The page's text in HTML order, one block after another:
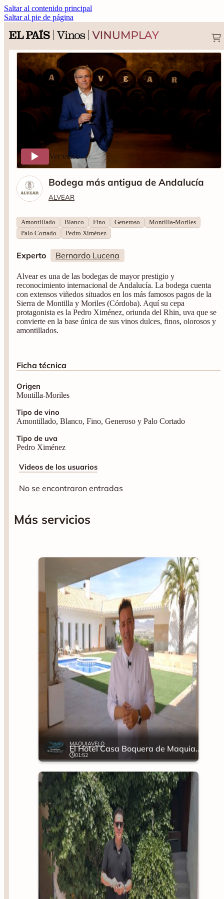
Saltar al contenido principal
Saltar al pie de página
Ver video
Bodega más antigua de Andalucía
ALVEAR
Amontillado Blanco Fino Generoso
Montilla-Moriles
Palo Cortado
Pedro Ximénez
Experto Bernardo Lucena
Alvear es una de las bodegas de mayor prestigio y
reconocimiento internacional de Andalucía. La bodega cuenta
con extensos viñedos situados en los más famosos pagos de la
Sierra de Montilla y Moriles (Córdoba). Aquí su cepa
protagonista es la Pedro Ximénez, oriunda del Rhin, uva que se
convierte en la base única de sus vinos dulces, finos, olorosos y
amontillados.
Ficha técnica
Origen
Montilla-Moriles
Tipo de vino
Amontillado, Blanco, Fino, Generoso y Palo Cortado
Tipo de uva
Pedro Ximénez
Videos de los usuarios
No se encontraron entradas
Más servicios
MAQUIAVELO
El Hotel Casa Boquera de Maquiavelo
01:52